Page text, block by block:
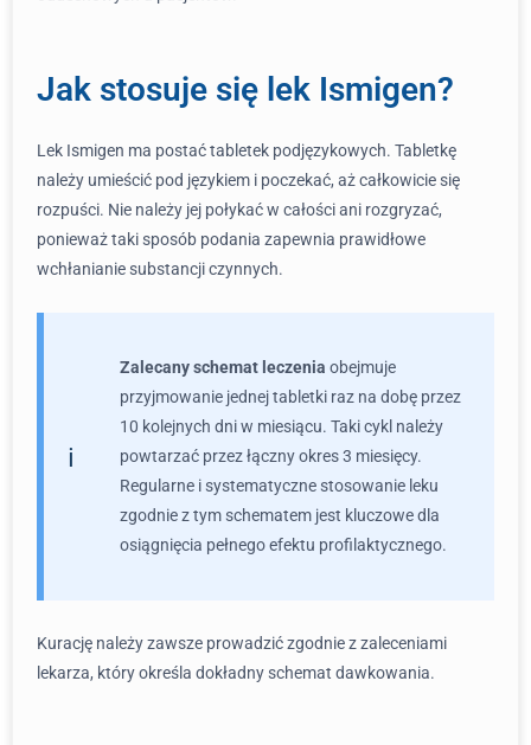
Jak stosuje się lek Ismigen?
Lek Ismigen ma postać tabletek podjęzykowych. Tabletkę
należy umieścić pod językiem i poczekać, aż całkowicie się
rozpuści. Nie należy jej połykać w całości ani rozgryzać,
ponieważ taki sposób podania zapewnia prawidłowe
wchłanianie substancji czynnych.
Zalecany schemat leczenia obejmuje
przyjmowanie jednej tabletki raz na dobę przez
10 kolejnych dni w miesiącu. Taki cykl należy
powtarzać przez łączny okres 3 miesięcy.
Regularne i systematyczne stosowanie leku
zgodnie z tym schematem jest kluczowe dla
osiągnięcia pełnego efektu profilaktycznego.
Kurację należy zawsze prowadzić zgodnie z zaleceniami
lekarza, który określa dokładny schemat dawkowania.